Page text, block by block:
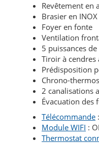
Revêtement en
Brasier en INOX
Foyer en fonte
Ventilation
5 puissances
Tiroir à cendres
Prédisposition
Chrono-
2 canalisations
Évacuation des
Télécommande
Module WIFI :
Thermostat